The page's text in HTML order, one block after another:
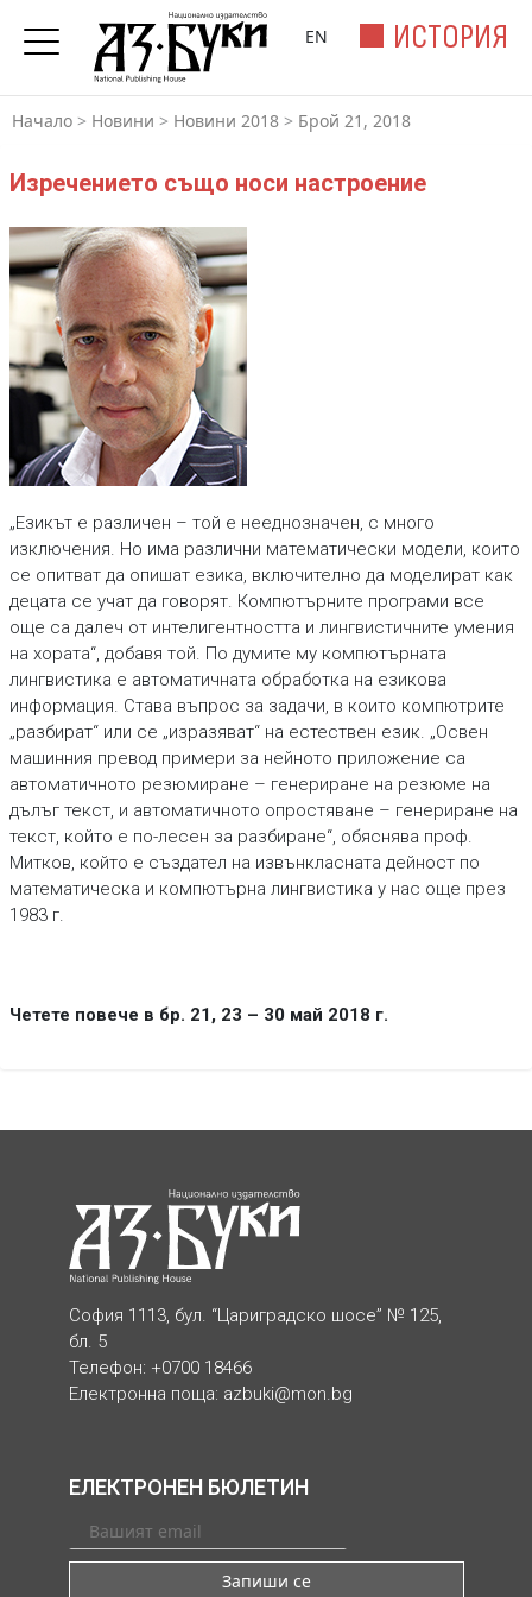
ИСТОРИЯ
EN
Начало > Новини > Новини 2018 > Брой 21, 2018
Изречението също носи настроение
„Езикът е различен – той е нееднозначен, с много
изключения. Но има различни математически модели, които
се опитват да опишат езика, включително да моделират как
децата се учат да говорят. Компютърните програми все
още са далеч от интелигентността и лингвистичните умения
на хората“, добавя той. По думите му компютърната
лингвистика е автоматичната обработка на езикова
информация. Става въпрос за задачи, в които компютрите
„разбират“ или се „изразяват“ на естествен език. „Освен
машинния превод примери за нейното приложение са
автоматичното резюмиране – генериране на резюме на
дълъг текст, и автоматичното опростяване – генериране на
текст, който е по-лесен за разбиране“, обяснява проф.
Митков, който е създател на извънкласната дейност по
математическа и компютърна лингвистика у нас още през
1983 г.
Четете повече в бр. 21, 23 – 30 май 2018 г.
София 1113, бул. “Цариградско шосе” № 125,
бл. 5
Телефон: +0700 18466
Електронна поща: azbuki@mon.bg
ЕЛЕКТРОНЕН БЮЛЕТИН
Запиши се